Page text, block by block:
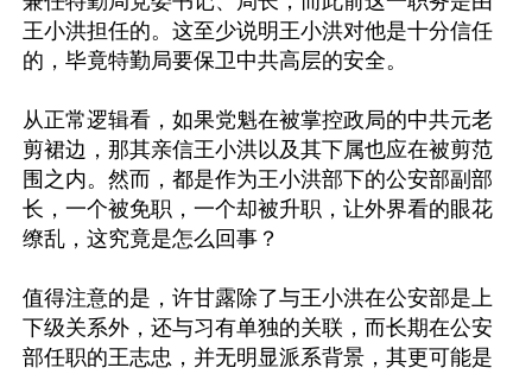
王小洪担任的。这至少说明王小洪对他是十分信任
的，毕竟特勤局要保卫中共高层的安全。
从正常逻辑看，如果党魁在被掌控政局的中共元老
剪裙边，那其亲信王小洪以及其下属也应在被剪范
围之内。然而，都是作为王小洪部下的公安部副部
长，一个被免职，一个却被升职，让外界看的眼花
缭乱，这究竟是怎么回事？
值得注意的是，许甘露除了与王小洪在公安部是上
下级关系外，还与习有单独的关联，而长期在公安
部任职的王志忠，并无明显派系背景，其更可能是